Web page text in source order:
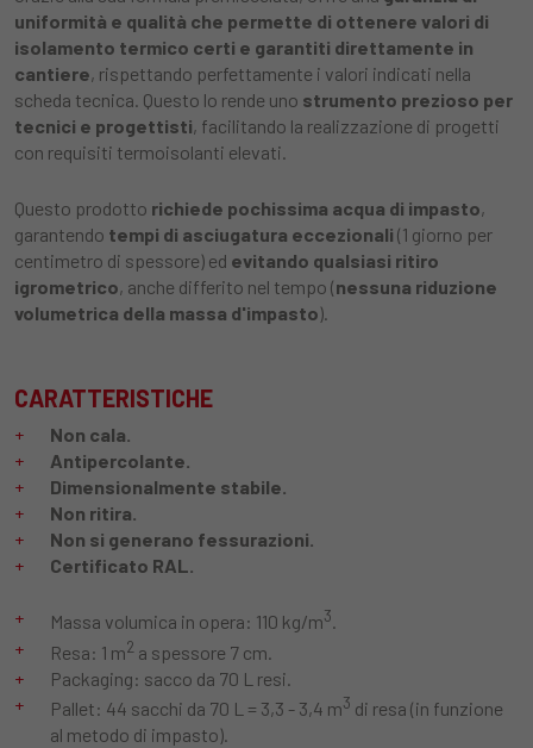
uniformità e qualità che permette di ottenere valori di
isolamento termico certi e garantiti direttamente in
cantiere, rispettando perfettamente i valori indicati nella
scheda tecnica. Questo lo rende uno strumento prezioso per
tecnici e progettisti, facilitando la realizzazione di progetti
con requisiti termoisolanti elevati.
Questo prodotto richiede pochissima acqua di impasto,
garantendo tempi di asciugatura eccezionali (1 giorno per
centimetro di spessore) ed evitando qualsiasi ritiro
igrometrico, anche differito nel tempo (nessuna riduzione
volumetrica della massa d'impasto).
CARATTERISTICHE
Non cala.
Antipercolante.
Dimensionalmente stabile.
Non ritira.
Non si generano fessurazioni.
Certificato RAL.
Massa volumica in opera: 110 kg/m3.
Resa: 1 m2 a spessore 7 cm.
Packaging: sacco da 70 L resi.
Pallet: 44 sacchi da 70 L = 3,3 - 3,4 m3 di resa (in funzione
al metodo di impasto).